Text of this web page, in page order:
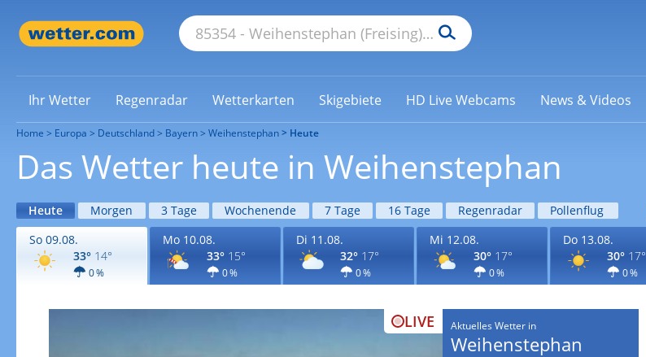
Ihr Wetter Regenradar Wetterkarten Skigebiete HD Live Webcams News & Videos
Home Europa Deutschland Bayern Weihenstephan Heute
Das Wetter heute in Weihenstephan
Heute Morgen 3 Tage Wochenende 7 Tage 16 Tage Regenradar Pollenflug
So 09.08.
33° 14°
0 %
Mo 10.08.
33° 15°
0 %
Di 11.08.
32° 17°
0 %
Mi 12.08.
30° 17°
0 %
Do 13.08.
30° 17°
0 %
LIVE Aktuelles Wetter in
Weihenstephan